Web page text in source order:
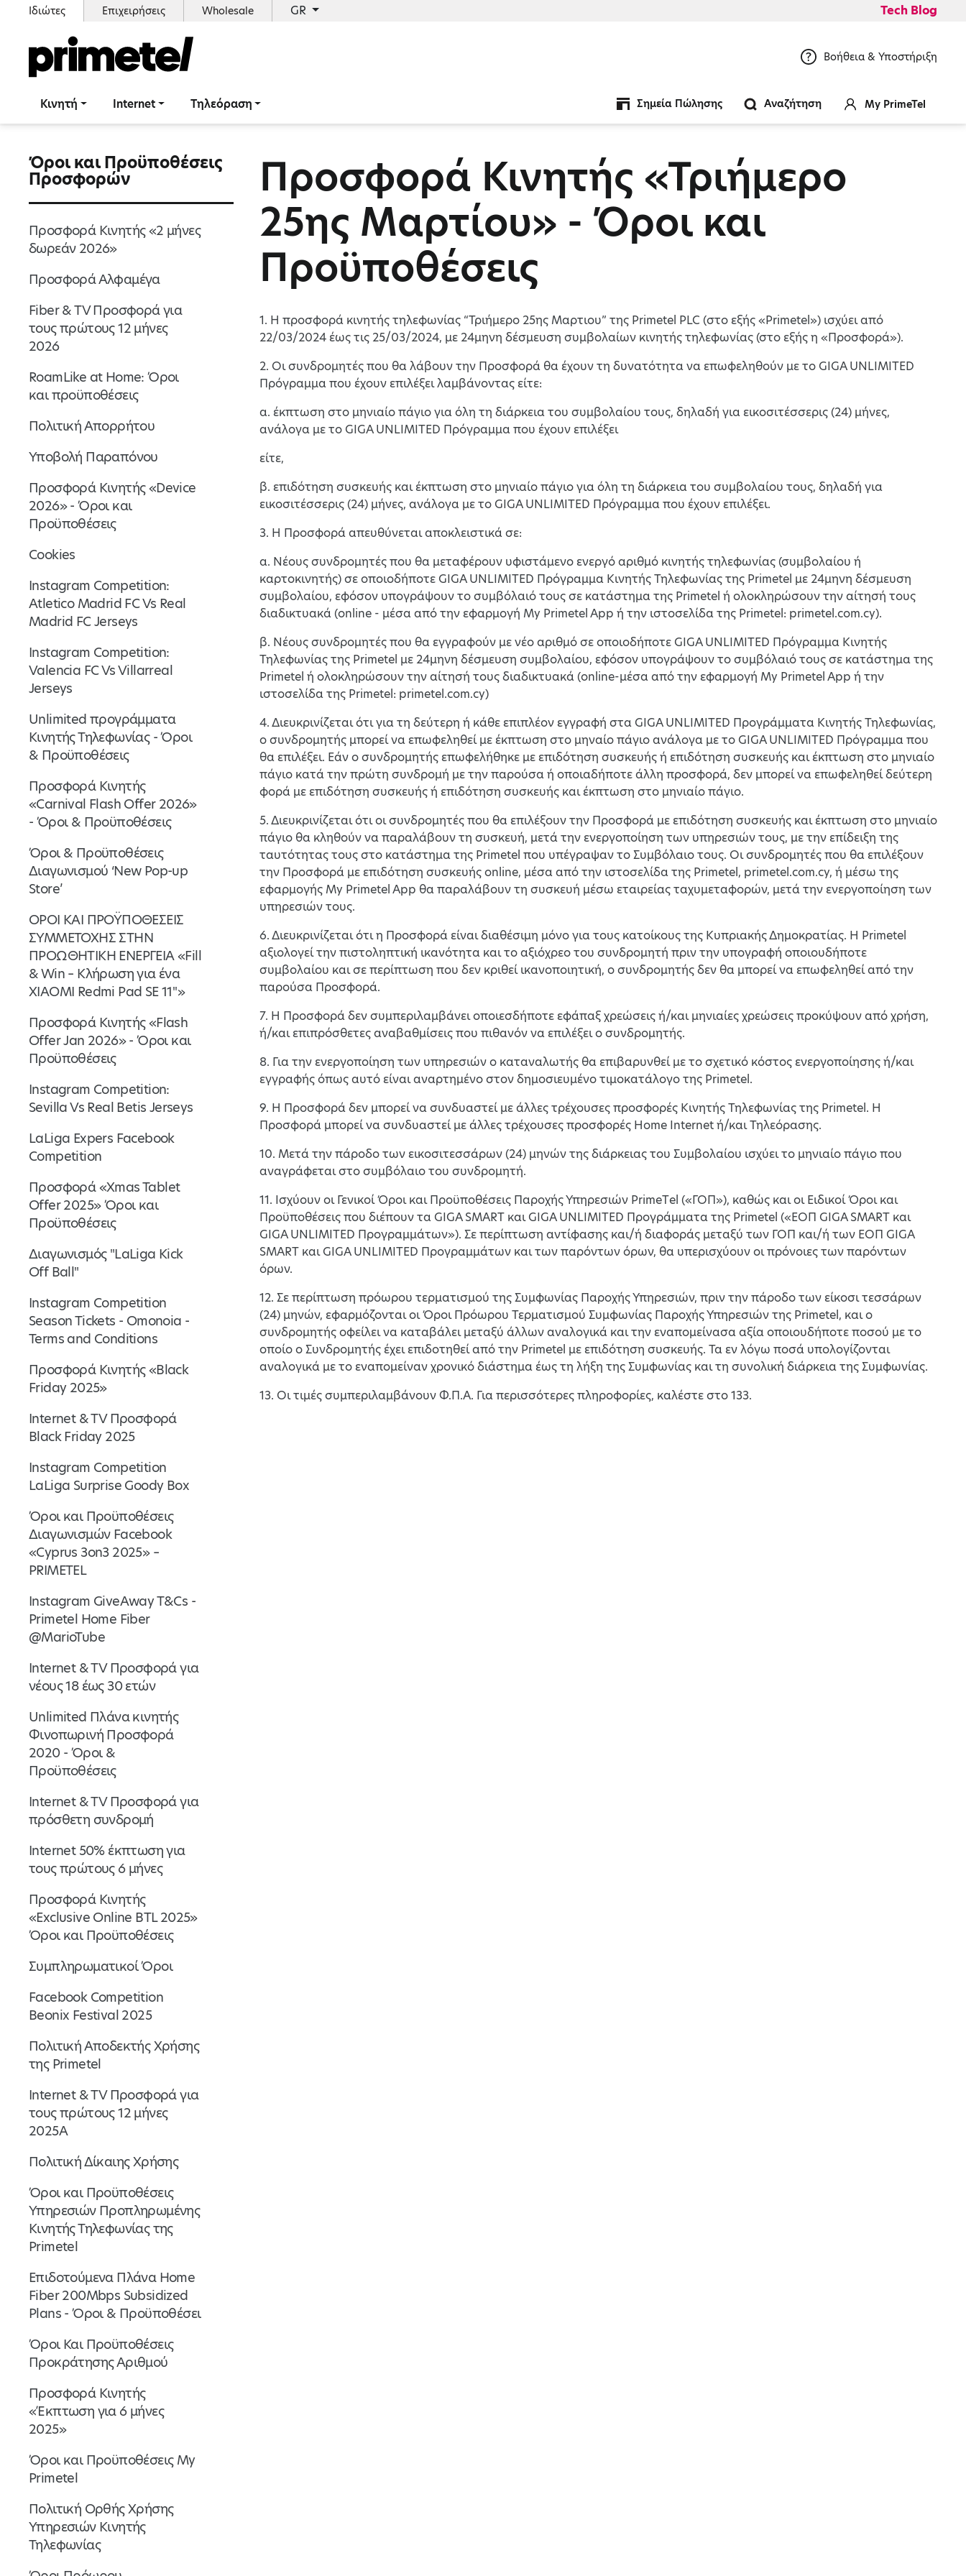
Ιδιώτες Επιχειρήσεις Wholesale GR Tech Blog
Βοήθεια & Υποστήριξη
Κινητή Internet Τηλεόραση Σημεία Πώλησης Αναζήτηση My PrimeTel
Όροι και Προϋποθέσεις
Προσφορών
Προσφορά Κινητής «2 μήνες
δωρεάν 2026»
Προσφορά Αλφαμέγα
Fiber & TV Προσφορά για
τους πρώτους 12 μήνες
2026
RoamLike at Home: Όροι
και προϋποθέσεις
Πολιτική Απορρήτου
Υποβολή Παραπόνου
Προσφορά Κινητής «Device
2026» - Όροι και
Προϋποθέσεις
Cookies
Instagram Competition:
Atletico Madrid FC Vs Real
Madrid FC Jerseys
Instagram Competition:
Valencia FC Vs Villarreal
Jerseys
Unlimited προγράμματα
Κινητής Τηλεφωνίας - Όροι
& Προϋποθέσεις
Προσφορά Κινητής
«Carnival Flash Offer 2026»
- Όροι & Προϋποθέσεις
Όροι & Προϋποθέσεις
Διαγωνισμού ‘New Pop-up
Store’
ΟΡΟΙ ΚΑΙ ΠΡΟΫΠΟΘΕΣΕΙΣ
ΣΥΜΜΕΤΟΧΗΣ ΣΤΗΝ
ΠΡΟΩΘΗΤΙΚΗ ΕΝΕΡΓΕΙΑ «Fill
& Win – Κλήρωση για ένα
XIAOMI Redmi Pad SE 11''»
Προσφορά Κινητής «Flash
Offer Jan 2026» - Όροι και
Προϋποθέσεις
Instagram Competition:
Sevilla Vs Real Betis Jerseys
LaLiga Expers Facebook
Competition
Προσφορά «Xmas Tablet
Offer 2025» Όροι και
Προϋποθέσεις
Διαγωνισμός "LaLiga Kick
Off Ball"
Instagram Competition
Season Tickets - Omonoia -
Terms and Conditions
Προσφορά Κινητής «Black
Friday 2025»
Internet & TV Προσφορά
Black Friday 2025
Instagram Competition
LaLiga Surprise Goody Box
Όροι και Προϋποθέσεις
Διαγωνισμών Facebook
«Cyprus 3on3 2025» –
PRIMETEL
Instagram GiveAway T&Cs -
Primetel Home Fiber
@MarioTube
Internet & TV Προσφορά για
νέους 18 έως 30 ετών
Unlimited Πλάνα κινητής
Φινοπωρινή Προσφορά
2020 - Όροι &
Προϋποθέσεις
Internet & TV Προσφορά για
πρόσθετη συνδρομή
Internet 50% έκπτωση για
τους πρώτους 6 μήνες
Προσφορά Κινητής
«Exclusive Online BTL 2025»
Όροι και Προϋποθέσεις
Συμπληρωματικοί Όροι
Facebook Competition
Beonix Festival 2025
Πολιτική Αποδεκτής Χρήσης
της Primetel
Internet & TV Προσφορά για
τους πρώτους 12 μήνες
2025Α
Πολιτική Δίκαιης Χρήσης
Όροι και Προϋποθέσεις
Υπηρεσιών Προπληρωμένης
Κινητής Τηλεφωνίας της
Primetel
Επιδοτούμενα Πλάνα Home
Fiber 200Mbps Subsidized
Plans - Όροι & Προϋποθέσει
Όροι Και Προϋποθέσεις
Προκράτησης Αριθμού
Προσφορά Κινητής
«Έκπτωση για 6 μήνες
2025»
Όροι και Προϋποθέσεις My
Primetel
Πολιτική Ορθής Χρήσης
Υπηρεσιών Κινητής
Τηλεφωνίας
Προσφορά Κινητής «Τριήμερο
25ης Μαρτίου» - Όροι και
Προϋποθέσεις
1. H προσφορά κινητής τηλεφωνίας “Τριήμερο 25ης Μαρτιου” της Primetel PLC (στο εξής «Primetel») ισχύει από
22/03/2024 έως τις 25/03/2024, με 24μηνη δέσμευση συμβολαίων κινητής τηλεφωνίας (στο εξής η «Προσφορά»).
2. Οι συνδρομητές που θα λάβουν την Προσφορά θα έχουν τη δυνατότητα να επωφεληθούν με το GIGA UNLIMITED
Πρόγραμμα που έχουν επιλέξει λαμβάνοντας είτε:
α. έκπτωση στο μηνιαίο πάγιο για όλη τη διάρκεια του συμβολαίου τους, δηλαδή για εικοσιτέσσερις (24) μήνες,
ανάλογα με το GIGA UNLIMITED Πρόγραμμα που έχουν επιλέξει
είτε,
β. επιδότηση συσκευής και έκπτωση στο μηνιαίο πάγιο για όλη τη διάρκεια του συμβολαίου τους, δηλαδή για
εικοσιτέσσερις (24) μήνες, ανάλογα με το GIGA UNLIMITED Πρόγραμμα που έχουν επιλέξει.
3. Η Προσφορά απευθύνεται αποκλειστικά σε:
α. Νέους συνδρομητές που θα μεταφέρουν υφιστάμενο ενεργό αριθμό κινητής τηλεφωνίας (συμβολαίου ή
καρτοκινητής) σε οποιοδήποτε GIGA UNLIMITED Πρόγραμμα Κινητής Τηλεφωνίας της Primetel με 24μηνη δέσμευση
συμβολαίου, εφόσον υπογράψουν το συμβόλαιό τους σε κατάστημα της Primetel ή ολοκληρώσουν την αίτησή τους
διαδικτυακά (online - μέσα από την εφαρμογή My Primetel App ή την ιστοσελίδα της Primetel: primetel.com.cy).
β. Νέους συνδρομητές που θα εγγραφούν με νέο αριθμό σε οποιοδήποτε GIGA UNLIMITED Πρόγραμμα Κινητής
Τηλεφωνίας της Primetel με 24μηνη δέσμευση συμβολαίου, εφόσον υπογράψουν το συμβόλαιό τους σε κατάστημα της
Primetel ή ολοκληρώσουν την αίτησή τους διαδικτυακά (online-μέσα από την εφαρμογή My Primetel App ή την
ιστοσελίδα της Primetel: primetel.com.cy)
4. Διευκρινίζεται ότι για τη δεύτερη ή κάθε επιπλέον εγγραφή στα GIGA UNLIMITED Προγράμματα Κινητής Τηλεφωνίας,
ο συνδρομητής μπορεί να επωφεληθεί με έκπτωση στο μηναίο πάγιο ανάλογα με το GIGA UNLIMITED Πρόγραμμα που
θα επιλέξει. Εάν ο συνδρομητής επωφελήθηκε με επιδότηση συσκευής ή επιδότηση συσκευής και έκπτωση στο μηνιαίο
πάγιο κατά την πρώτη συνδρομή με την παρούσα ή οποιαδήποτε άλλη προσφορά, δεν μπορεί να επωφεληθεί δεύτερη
φορά με επιδότηση συσκευής ή επιδότηση συσκευής και έκπτωση στο μηνιαίο πάγιο.
5. Διευκρινίζεται ότι οι συνδρομητές που θα επιλέξουν την Προσφορά με επιδότηση συσκευής και έκπτωση στο μηνιαίο
πάγιο θα κληθούν να παραλάβουν τη συσκευή, μετά την ενεργοποίηση των υπηρεσιών τους, με την επίδειξη της
ταυτότητας τους στο κατάστημα της Primetel που υπέγραψαν το Συμβόλαιο τους. Οι συνδρομητές που θα επιλέξουν
την Προσφορά με επιδότηση συσκευής online, μέσα από την ιστοσελίδα της Primetel, primetel.com.cy, ή μέσω της
εφαρμογής My Primetel App θα παραλάβουν τη συσκευή μέσω εταιρείας ταχυμεταφορών, μετά την ενεργοποίηση των
υπηρεσιών τους.
6. Διευκρινίζεται ότι η Προσφορά είναι διαθέσιμη μόνο για τους κατοίκους της Κυπριακής Δημοκρατίας. Η Primetel
αξιολογεί την πιστοληπτική ικανότητα και το αξιόχρεο του συνδρομητή πριν την υπογραφή οποιουδήποτε
συμβολαίου και σε περίπτωση που δεν κριθεί ικανοποιητική, ο συνδρομητής δεν θα μπορεί να επωφεληθεί από την
παρούσα Προσφορά.
7. Η Προσφορά δεν συμπεριλαμβάνει οποιεσδήποτε εφάπαξ χρεώσεις ή/και μηνιαίες χρεώσεις προκύψουν από χρήση,
ή/και επιπρόσθετες αναβαθμίσεις που πιθανόν να επιλέξει ο συνδρομητής.
8. Για την ενεργοποίηση των υπηρεσιών ο καταναλωτής θα επιβαρυνθεί με το σχετικό κόστος ενεργοποίησης ή/και
εγγραφής όπως αυτό είναι αναρτημένο στον δημοσιευμένο τιμοκατάλογο της Primetel.
9. Η Προσφορά δεν μπορεί να συνδυαστεί με άλλες τρέχουσες προσφορές Κινητής Τηλεφωνίας της Primetel. H
Προσφορά μπορεί να συνδυαστεί με άλλες τρέχουσες προσφορές Home Internet ή/και Τηλεόρασης.
10. Μετά την πάροδο των εικοσιτεσσάρων (24) μηνών της διάρκειας του Συμβολαίου ισχύει το μηνιαίο πάγιο που
αναγράφεται στο συμβόλαιο του συνδρομητή.
11. Ισχύουν οι Γενικοί Όροι και Προϋποθέσεις Παροχής Υπηρεσιών PrimeΤel («ΓΟΠ»), καθώς και οι Ειδικοί Όροι και
Προϋποθέσεις που διέπουν τα GIGA SMART και GIGA UNLIMITED Προγράμματα της Primetel («ΕΟΠ GIGA SMART και
GIGA UNLIMITED Προγραμμάτων»). Σε περίπτωση αντίφασης και/ή διαφοράς μεταξύ των ΓΟΠ και/ή των ΕΟΠ GIGA
SMART και GIGA UNLIMITED Προγραμμάτων και των παρόντων όρων, θα υπερισχύουν οι πρόνοιες των παρόντων
όρων.
12. Σε περίπτωση πρόωρου τερματισμού της Συμφωνίας Παροχής Υπηρεσιών, πριν την πάροδο των είκοσι τεσσάρων
(24) μηνών, εφαρμόζονται οι Όροι Πρόωρου Τερματισμού Συμφωνίας Παροχής Υπηρεσιών της Primetel, και ο
συνδρομητής οφείλει να καταβάλει μεταξύ άλλων αναλογικά και την εναπομείνασα αξία οποιουδήποτε ποσού με το
οποίο ο Συνδρομητής έχει επιδοτηθεί από την Primetel με επιδότηση συσκευής. Τα εν λόγω ποσά υπολογίζονται
αναλογικά με το εναπομείναν χρονικό διάστημα έως τη λήξη της Συμφωνίας και τη συνολική διάρκεια της Συμφωνίας.
13. Οι τιμές συμπεριλαμβάνουν Φ.Π.Α. Για περισσότερες πληροφορίες, καλέστε στο 133.